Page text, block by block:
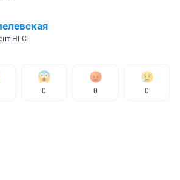
НГС
0 0 0